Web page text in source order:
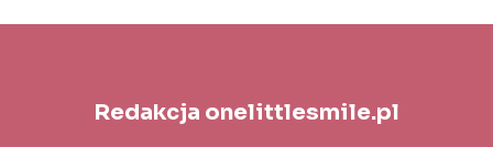
Redakcja onelittlesmile.pl